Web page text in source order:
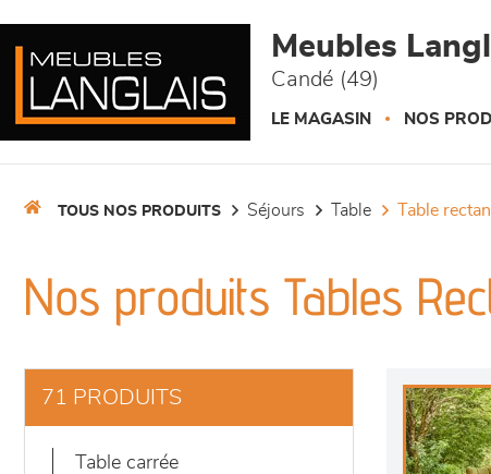
Meubles
Candé (49)
LE MAGASIN NOS
TOUS NOS PRODUITS séjours table table
Nos produits Tables
71 PRODUITS
table carrée